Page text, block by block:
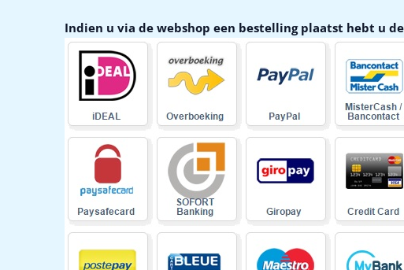
Indien u via de webshop een bestelling plaatst hebt u